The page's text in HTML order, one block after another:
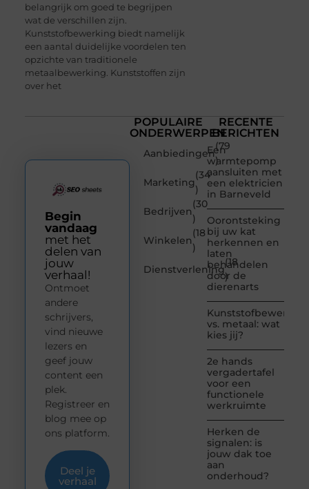
belangrijk om goed te begrijpen
wat de verschillen zijn.
Kunststofbewerking biedt namelijk
een aantal duidelijke voordelen ten
opzichte van traditionele
metaalbewerking. Kunststoffen zijn
over het
POPULAIRE
ONDERWERPEN
Aanbiedingen
(79
)
Marketing
(34
)
Bedrijven
(30
)
Winkelen
(18
)
Dienstverlening
(18
)
RECENTE
BERICHTEN
Een
warmtepomp
aansluiten met
een elektricien
in Barneveld
Oorontsteking
bij uw kat
herkennen en
laten
behandelen
door de
dierenarts
vs. metaal: wat
kies jij?
2e hands
vergadertafel
voor een
functionele
werkruimte
Herken de
signalen: is
jouw dak toe
aan
onderhoud?
Begin
vandaag
met het
delen van
jouw
verhaal!
Ontmoet
andere
schrijvers,
vind nieuwe
lezers en
geef jouw
content een
plek.
Registreer en
blog mee op
ons platform.
Deel je
verhaal